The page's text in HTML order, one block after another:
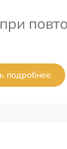
подробнее